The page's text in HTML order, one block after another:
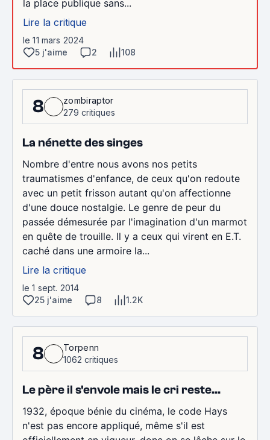
la place publique sans...
Lire la critique
le 11 mars 2024
5 j'aime
2 108
8
zombiraptor
279 critiques
La nénette des singes
Nombre d'entre nous avons nos petits
traumatismes d'enfance, de ceux qu'on redoute
avec un petit frisson autant qu'on affectionne
d'une douce nostalgie. Le genre de peur du
passée démesurée par l'imagination d'un marmot
en quête de trouille. Il y a ceux qui virent en E.T.
caché dans une armoire la...
Lire la critique
le 1 sept. 2014
25 j'aime
8 1.2K
8
Torpenn
1062 critiques
Le père il s'envole mais le cri reste...
1932, époque bénie du cinéma, le code Hays
n'est pas encore appliqué, même s'il est